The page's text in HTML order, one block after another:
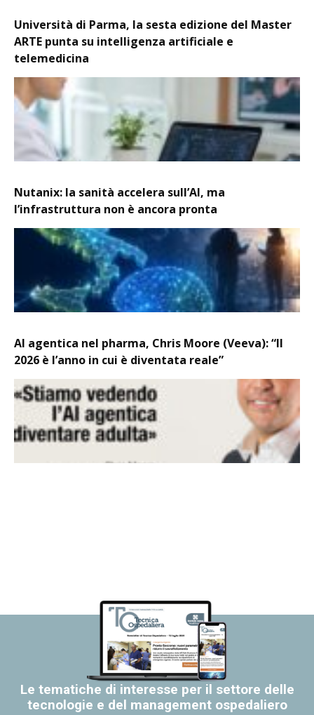
Università di Parma, la sesta edizione del Master
ARTE punta su intelligenza artificiale e
telemedicina
Nutanix: la sanità accelera sull’AI, ma
l’infrastruttura non è ancora pronta
AI agentica nel pharma, Chris Moore (Veeva): “Il
2026 è l’anno in cui è diventata reale”
Le tematiche di interesse per il settore delle
tecnologie e del management ospedaliero